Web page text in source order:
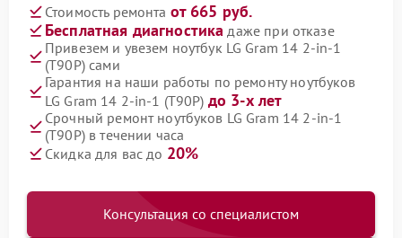
Стоимость ремонта от 665 руб.
Бесплатная диагностика даже при отказе
Привезем и увезем ноутбук LG Gram 14 2‑in‑1
(T90P) сами
Гарантия на наши работы по ремонту ноутбуков
LG Gram 14 2‑in‑1 (T90P) до 3-х лет
Срочный ремонт ноутбуков LG Gram 14 2‑in‑1
(T90P) в течении часа
Скидка для вас до 20%
Консультация со специалистом